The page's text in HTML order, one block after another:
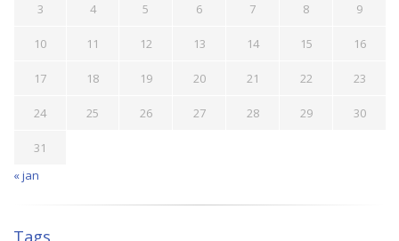
3 4 5 6 7 8 9
10 11 12 13 14 15 16
17 18 19 20 21 22 23
24 25 26 27 28 29 30
31
« jan